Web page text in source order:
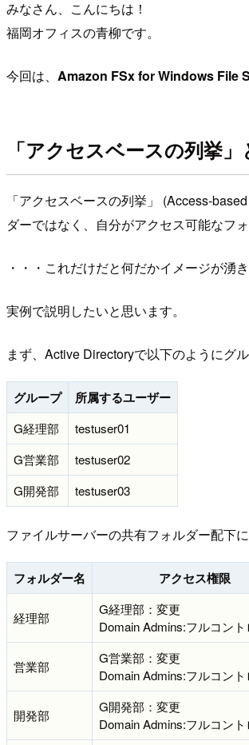
みなさん、こんにちは！
福岡オフィスの青柳です。
今回は、 Amazon FSx for Windows File
「アクセスベースの列挙」
「アクセスベースの列挙」 (Access-
ダーではなく、自分がアクセス可能なフ
・・・これだけだと何だかイメージが湧き
実例で説明したいと思います。
まず、Active Directoryで以下のようにグ
グループ 所属するユーザー
G経理部
testuser01
G営業部
testuser02
G開発部
testuser03
ファイルサーバーの共有フォルダー配下
フォルダー名 アクセス権限
経理部
G経理部：変更
Domain Admins:フルコン
営業部
G営業部：変更
Domain Admins:フルコン
開発部
G開発部：変更
Domain Admins:フルコン